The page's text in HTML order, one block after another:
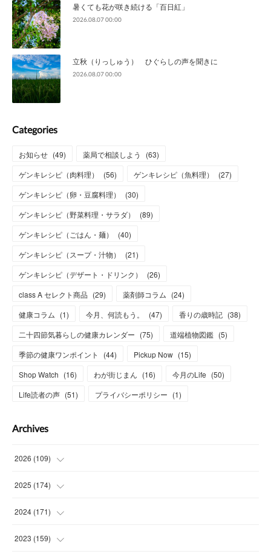
暑くても花が咲き続ける「百日紅」
2026.08.07 00:00
立秋（りっしゅう） ひぐらしの声を聞きに
2026.08.07 00:00
Categories
お知らせ (49) 薬局で相談しよう (63)
ゲンキレシピ（肉料理）
(56) ゲンキレシピ（魚料理） (27)
ゲンキレシピ（卵・豆腐料理）
(30)
ゲンキレシピ（野菜料理・サラダ）
(89)
ゲンキレシピ（ごはん・麺）
(40)
ゲンキレシピ（スープ・汁物）
(21)
ゲンキレシピ（デザート・ドリンク）
(26)
class A セレクト商品 (29) 薬剤師コラム (24)
健康コラム (1) 今月、何読もう。 (47) 香りの歳時記 (38)
二十四節気暮らしの健康カレンダー (75) 道端植物図鑑 (5)
季節の健康ワンポイント
(44) Pickup Now (15)
Shop Watch (16) わが街じまん (16) 今月のLife (50)
Life読者の声 (51) プライバシーポリシー (1)
Archives
2026 (109)
(7)
(15
(15
2025 (174)
(14
(14
2024 (171)
(13
2023 (159)